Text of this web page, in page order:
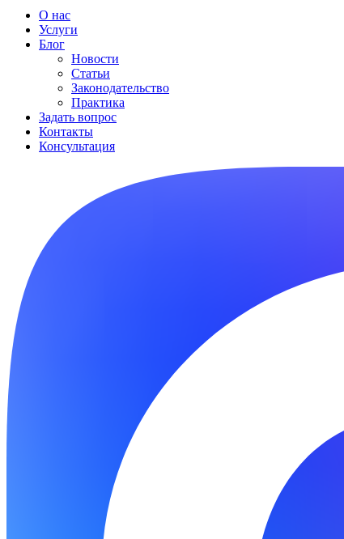
О нас
Услуги
Блог
Новости
Статьи
Законодательство
Практика
Задать вопрос
Контакты
Консультация